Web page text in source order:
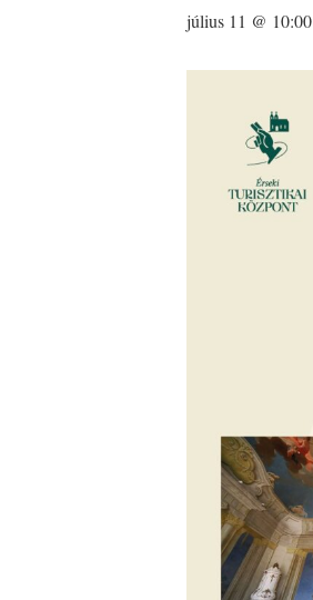
július 11 @ 10:00